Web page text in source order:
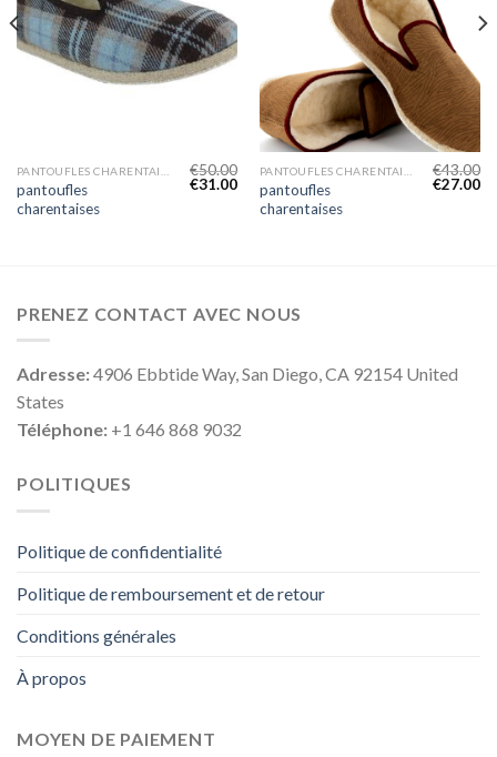
pantoufles
charentaises
€50.00
€31.00
pantoufles
charentaises
€43.00
€27.00
PRENEZ CONTACT AVEC NOUS
Adresse:4906 Ebbtide Way, San Diego, CA 92154 United
States
Téléphone: +1 646 868 9032
POLITIQUES
Politique de confidentialité
Politique de remboursement et de retour
Conditions générales
À propos
MOYEN DE PAIEMENT